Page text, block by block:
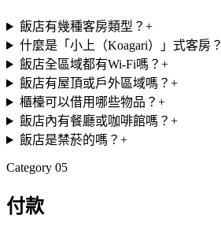
飯店有幾種客房類型？ +
什麼是「小上（Koagari）」式客房？
飯店全區域都有Wi-Fi嗎？ +
飯店有屋頂或戶外區域嗎？ +
櫃檯可以借用哪些物品？ +
飯店內有餐廳或咖啡館嗎？ +
飯店是禁菸的嗎？ +
Category 05
付款